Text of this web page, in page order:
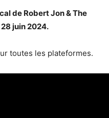
de Robert Jon & The
juin 2024.
toutes les plateformes.